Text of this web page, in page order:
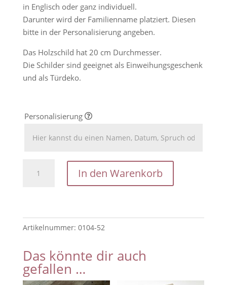
in Englisch oder ganz individuell.
Darunter wird der Familienname platziert. Diesen
bitte in der Personalisierung angeben.
Das Holzschild hat 20 cm Durchmesser.
Die Schilder sind geeignet als Einweihungsgeschenk
und als Türdeko.
Personalisierung
Willkommen-
Schild
mit
Holzkranz
zum
selbst
dekorieren
In den Warenkorb
Artikelnummer: 0104-52
Das könnte dir auch
gefallen …